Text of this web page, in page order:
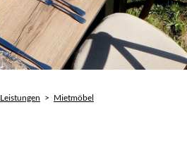
Leistungen > Mietmöbel